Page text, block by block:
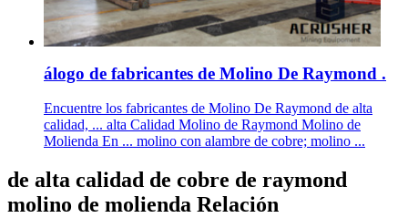
álogo de fabricantes de Molino De Raymond .
Encuentre los fabricantes de Molino De Raymond de alta
calidad, ... alta Calidad Molino de Raymond Molino de
Molienda En ... molino con alambre de cobre; molino ...
de alta calidad de cobre de raymond
molino de molienda Relación